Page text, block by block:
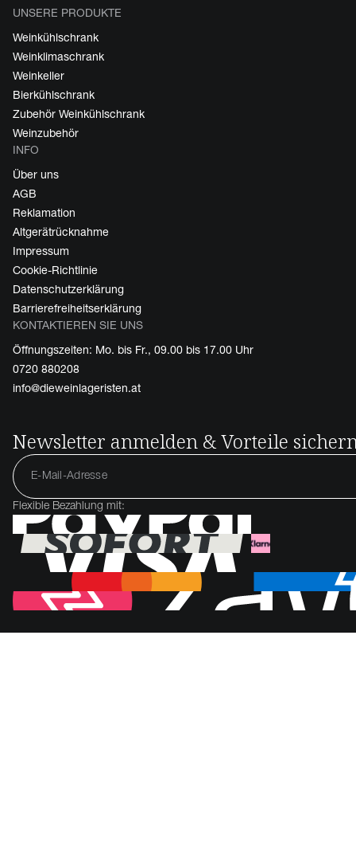
UNSERE PRODUKTE
Weinkühlschrank
Weinklimaschrank
Weinkeller
Bierkühlschrank
Zubehör Weinkühlschrank
Weinzubehör
INFO
Über uns
AGB
Reklamation
Altgerätrücknahme
Impressum
Cookie-Richtlinie
Datenschutzerklärung
Barrierefreiheitserklärung
KONTAKTIEREN SIE UNS
Öffnungszeiten: Mo. bis Fr., 09.00 bis 17.00 Uhr
0720 880208
info@dieweinlageristen.at
Newsletter anmelden & Vorteile
Flexible Bezahlung mit: